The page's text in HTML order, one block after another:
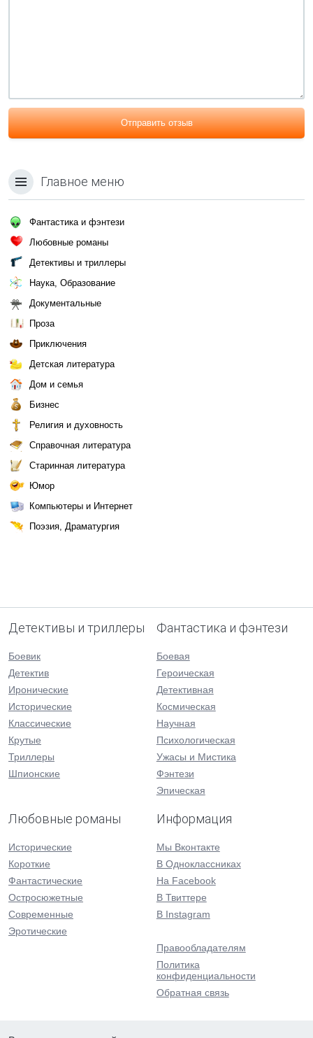
Отправить отзыв
Главное меню
Фантастика и фэнтези
Любовные романы
Детективы и триллеры
Наука, Образование
Документальные
Проза
Приключения
Детская литература
Дом и семья
Бизнес
Религия и духовность
Справочная литература
Старинная литература
Юмор
Компьютеры и Интернет
Поэзия, Драматургия
Детективы и триллеры
Боевик
Детектив
Иронические
Исторические
Классические
Крутые
Триллеры
Шпионские
Фантастика и фэнтези
Боевая
Героическая
Детективная
Космическая
Научная
Психологическая
Ужасы и Мистика
Фэнтези
Эпическая
Любовные романы
Исторические
Короткие
Фантастические
Остросюжетные
Современные
Эротические
Информация
Мы Вконтакте
В Одноклассниках
На Facebook
В Твиттере
В Instagram
Правообладателям
Политика
конфиденциальности
Обратная связь